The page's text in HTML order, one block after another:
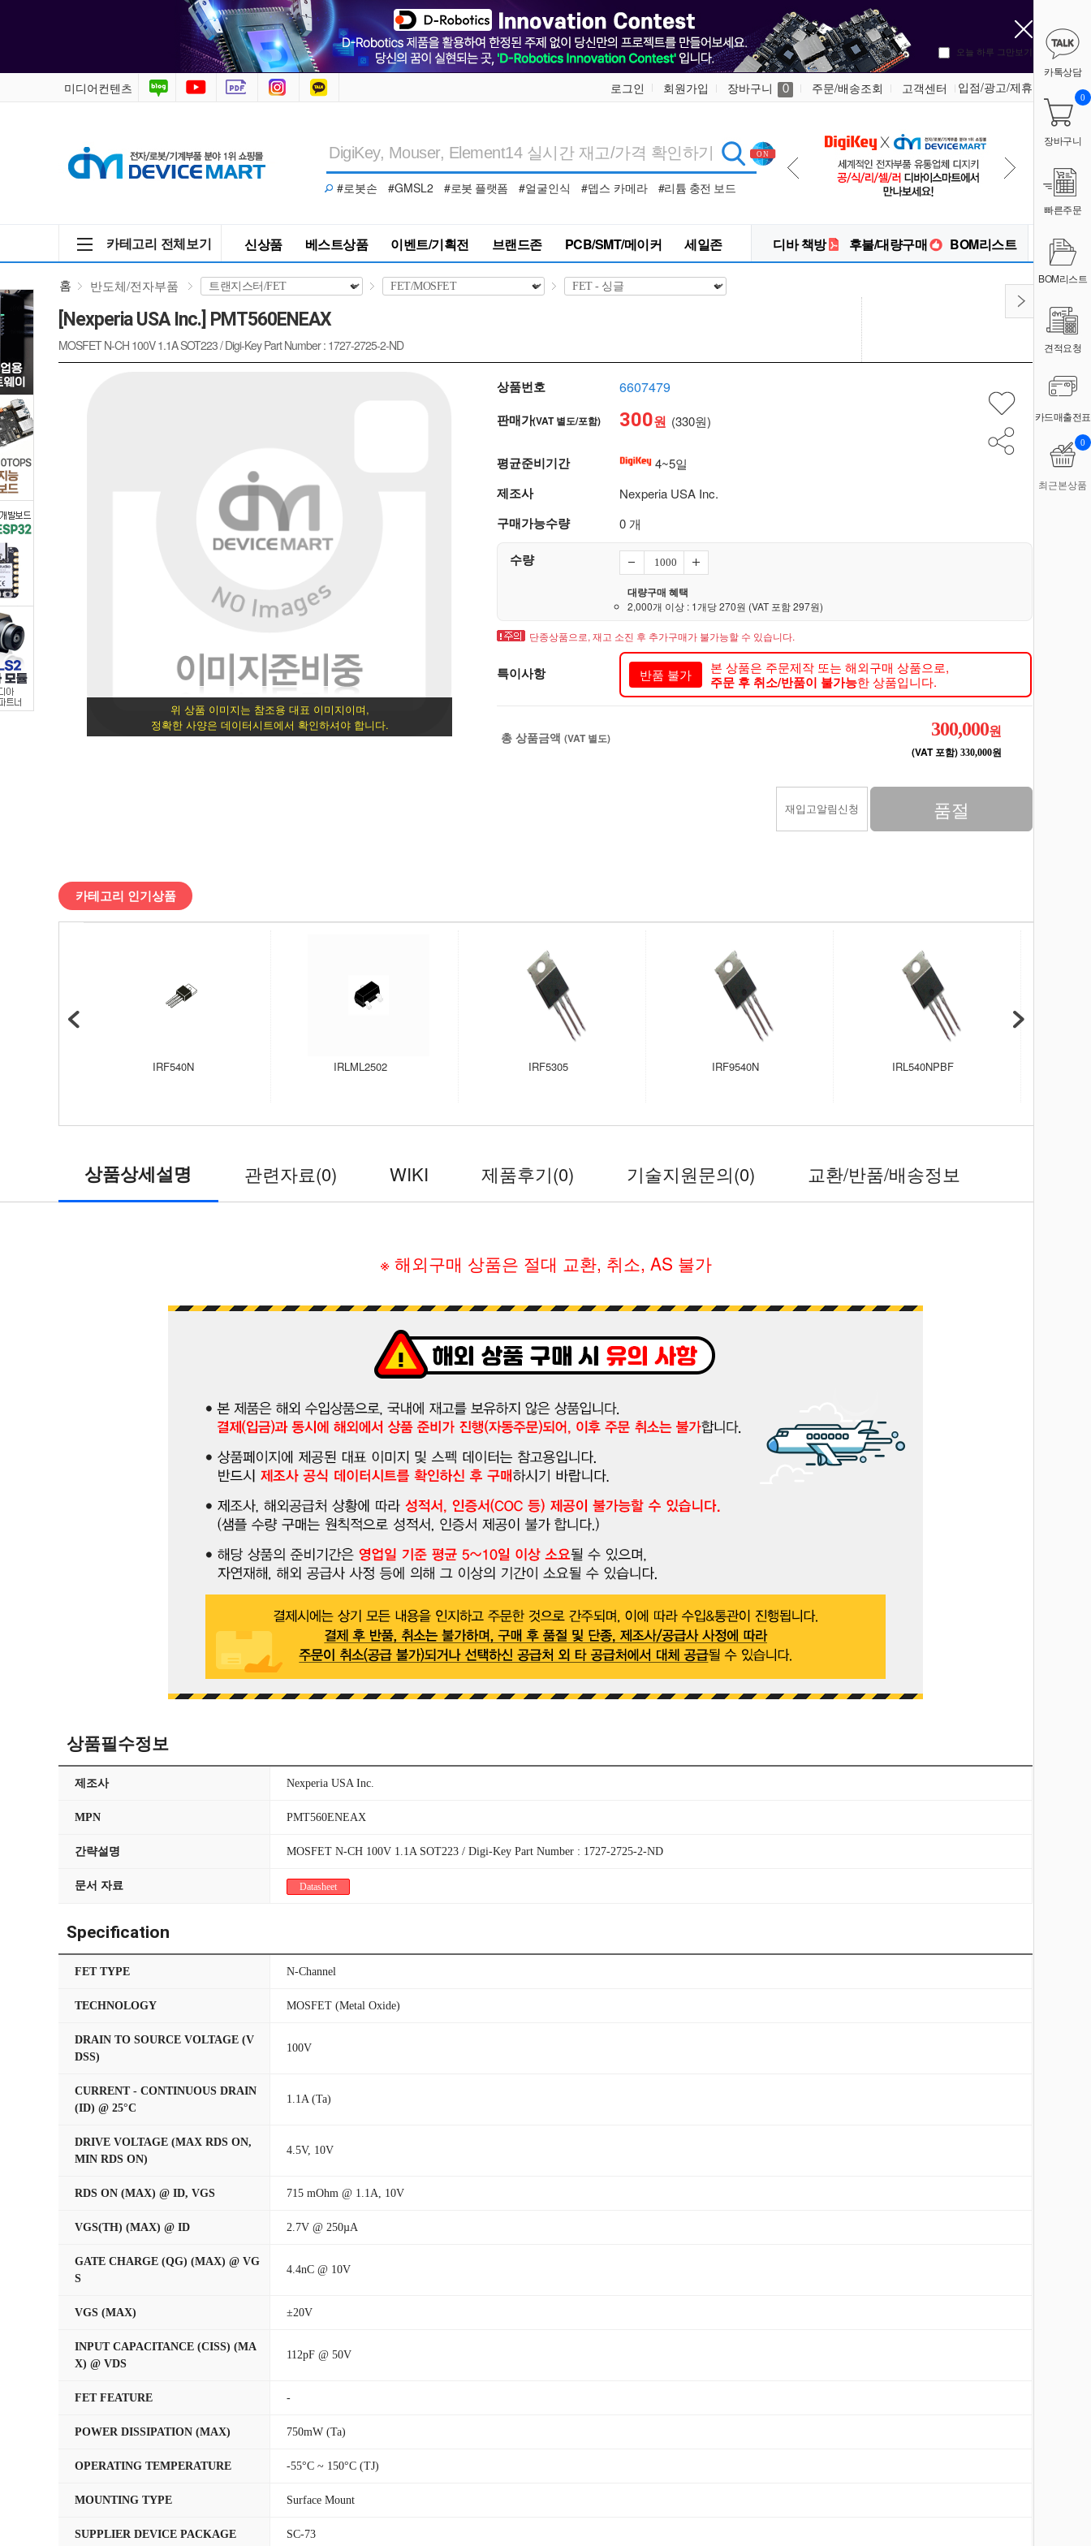
품
>
트
랜
지
스
터/FET
>
FET/MOSFET
>
FET
-
오늘 하루 그만보기
미디어컨텐츠 로그인 회원가입 장바구니 0 주문/배송조회 고객센터 입점/광고/제휴
#로봇손 #GMSL2 #로봇 플랫폼 #얼굴인식 #뎁스 카메라 #리튬 충전 보드
카테고리 전체보기 신상품 베스트상품 이벤트/기획전 브랜드존 PCB/SMT/메이커 세일존 디바 책방 후불/대량구매 BOM리스트
카톡상담
장바구니
0
빠른주문
BOM리스트
견적요청
카드매출전표
최근본상품
0
홈 반도체/전자부품
[Nexperia USA Inc.] PMT560ENEAX
MOSFET N-CH 100V 1.1A SOT223 / Digi-Key Part Number : 1727-2725-2-ND
위 상품 이미지는 참조용 대표 이미지이며,
정확한 사양은 데이터시트에서 확인하셔야 합니다.
상품번호 6607479
판매가(VAT 별도/포함) 300원 (330원)
평균준비기간 4~5일
제조사 Nexperia USA Inc.
구매가능수량 0 개
수량
대량구매 혜택
2,000개 이상 : 1개당 270원 (VAT 포함 297원)
단종상품으로, 재고 소진 후 추가구매가 불가능할 수 있습니다.
특이사항 반품 불가 본 상품은 주문제작 또는 해외구매 상품으로,
주문 후 취소/반품이 불가능한 상품입니다.
총 상품금액 (VAT 별도) 300,000원
(VAT 포함) 330,000원
재입고알림신청 품절
카테고리 인기상품
IRF540N IRLML2502 IRF5305 IRF9540N IRL540NPBF
상품상세설명 관련자료(0) WIKI 제품후기(0) 기술지원문의(0) 교환/반품/배송정보
※ 해외구매 상품은 절대 교환, 취소, AS 불가
상품필수정보
제조사 Nexperia USA Inc.
MPN PMT560ENEAX
간략설명 MOSFET N-CH 100V 1.1A SOT223 / Digi-Key Part Number : 1727-2725-2-ND
문서 자료 Datasheet
Specification
FET TYPE N-Channel
TECHNOLOGY MOSFET (Metal Oxide)
DRAIN TO SOURCE VOLTAGE (V
DSS)
100V
CURRENT - CONTINUOUS DRAIN
(ID) @ 25°C
1.1A (Ta)
DRIVE VOLTAGE (MAX RDS ON,
MIN RDS ON)
4.5V, 10V
RDS ON (MAX) @ ID, VGS 715 mOhm @ 1.1A, 10V
VGS(TH) (MAX) @ ID 2.7V @ 250µA
GATE CHARGE (QG) (MAX) @ VG
S
4.4nC @ 10V
VGS (MAX) ±20V
INPUT CAPACITANCE (CISS) (MA
X) @ VDS
112pF @ 50V
FET FEATURE -
POWER DISSIPATION (MAX) 750mW (Ta)
OPERATING TEMPERATURE -55°C ~ 150°C (TJ)
MOUNTING TYPE Surface Mount
SUPPLIER DEVICE PACKAGE SC-73